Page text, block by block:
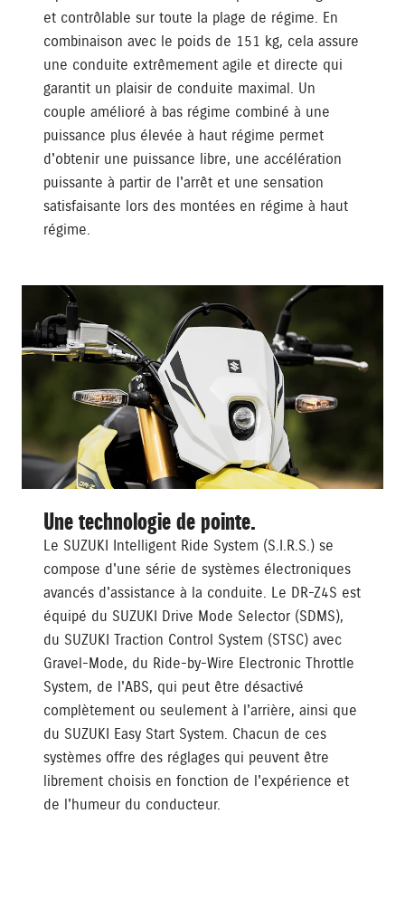
et contrôlable sur toute la plage de régime. En
combinaison avec le poids de 151 kg, cela assure
une conduite extrêmement agile et directe qui
garantit un plaisir de conduite maximal. Un
couple amélioré à bas régime combiné à une
puissance plus élevée à haut régime permet
d'obtenir une puissance libre, une accélération
puissante à partir de l'arrêt et une sensation
satisfaisante lors des montées en régime à haut
régime.
Une technologie de pointe.
Le SUZUKI Intelligent Ride System (S.I.R.S.) se
compose d'une série de systèmes électroniques
avancés d'assistance à la conduite. Le DR-Z4S est
équipé du SUZUKI Drive Mode Selector (SDMS),
du SUZUKI Traction Control System (STSC) avec
Gravel-Mode, du Ride-by-Wire Electronic Throttle
System, de l'ABS, qui peut être désactivé
complètement ou seulement à l'arrière, ainsi que
du SUZUKI Easy Start System. Chacun de ces
systèmes offre des réglages qui peuvent être
librement choisis en fonction de l'expérience et
de l'humeur du conducteur.